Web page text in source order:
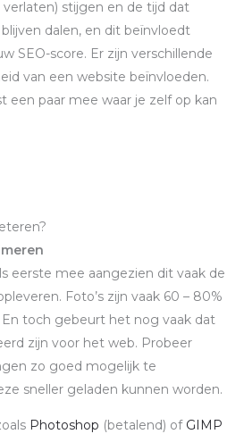
stijgen en de tijd dat
dalen, en dit beïnvloedt
SEO-score. Er zijn verschillende
van een website beïnvloeden.
een paar mee waar je zelf op kan
eerste mee aangezien dit vaak de
Foto’s zijn vaak 60 – 80%
toch gebeurt het nog vaak dat
zijn voor het web. Probeer
zo goed mogelijk te
sneller geladen kunnen worden.
Photoshop (betalend) of GIMP